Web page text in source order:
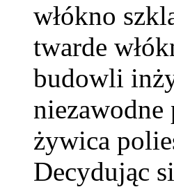
włókno
twarde
budowli
niezawodne
żywica
Decydując